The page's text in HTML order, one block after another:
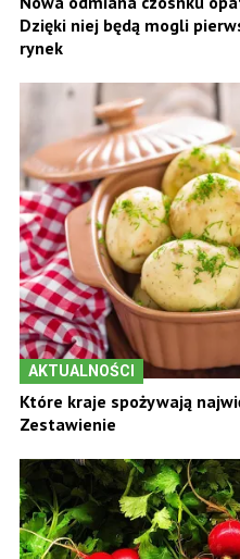
Dzięki niej będą mogli
rynek
AKTUALNOŚCI
Które kraje spożywają
Zestawienie